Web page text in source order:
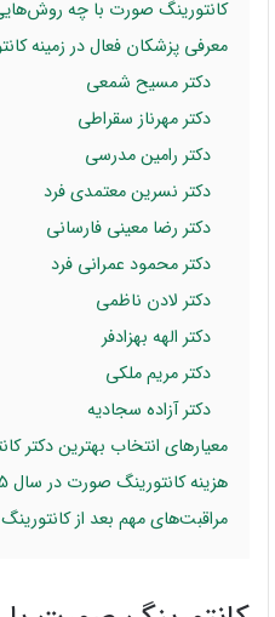
کانتورینگ صورت با چه
معرفی پزشکان فعال در زمینه
دکتر مسیح شمعی
دکتر مهرناز سقراطی
دکتر رامین مدرسی
دکتر نسرین معتمدی فرد
دکتر رضا معینی فارسانی
دکتر محمود عمرانی فرد
دکتر لادن ناظمی
دکتر الهه بهزادفر
دکتر مریم ملکی
دکتر آزاده سجادیه
معیارهای انتخاب بهترین دکتر
هزینه کانتورینگ صورت در سال 1405
مراقبت‌های مهم بعد از